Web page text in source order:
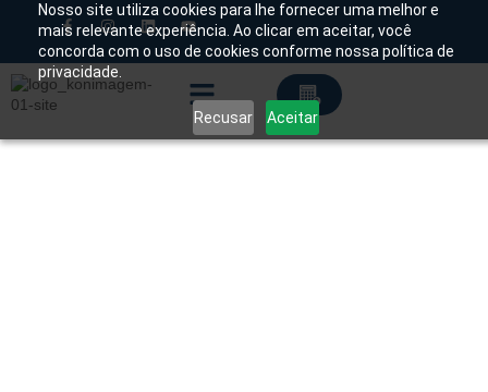
Nosso site utiliza cookies para lhe fornecer uma melhor e
mais relevante experiência. Ao clicar em aceitar, você
concorda com o uso de cookies conforme nossa política de
privacidade.
Recusar Aceitar